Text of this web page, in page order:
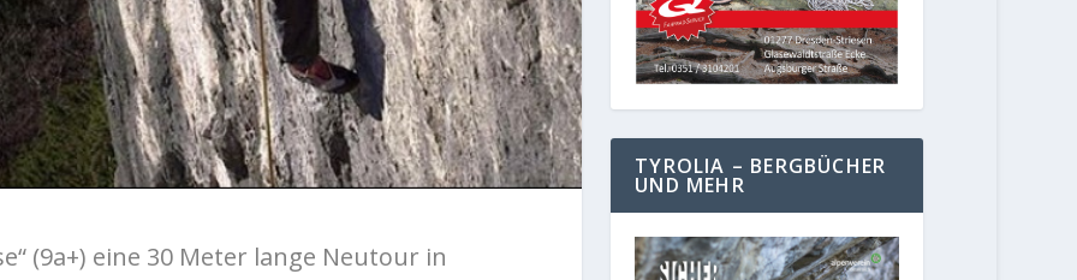
(9a+) eine 30 Meter lange Neutour in
TYROLIA – BERGBÜCHER
UND MEHR